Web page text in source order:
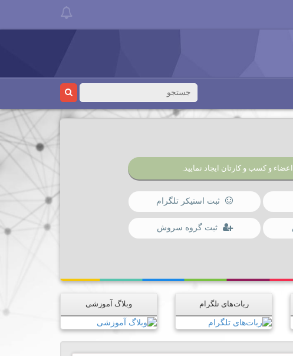
و کسب و کارتان ایجاد نمایید.
ثبت استیکر تلگرام
ثبت گروه سروش
ربات‌های تلگرام وبلاگ آموزشی